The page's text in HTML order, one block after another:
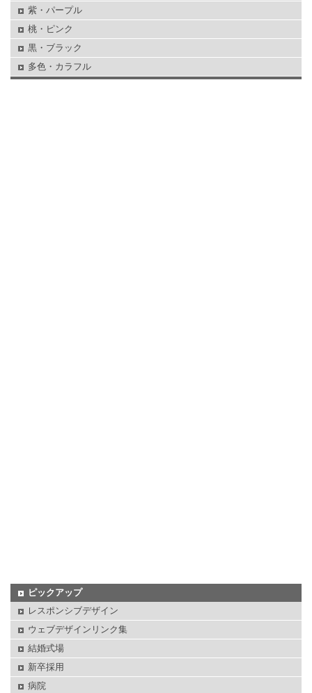
紫・パープル
桃・ピンク
黒・ブラック
多色・カラフル
ピックアップ
レスポンシブデザイン
ウェブデザインリンク集
結婚式場
新卒採用
病院